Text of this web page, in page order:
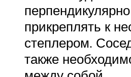
прикреплять к
степлером.
также